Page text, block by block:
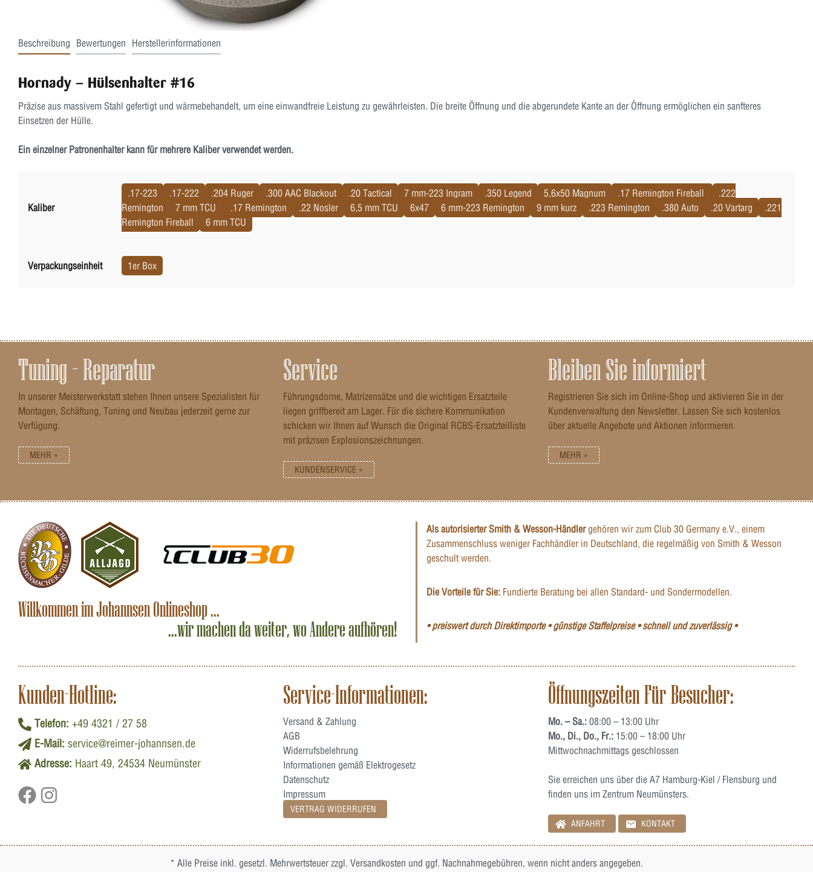
Beschreibung Bewertungen Herstellerinformationen
Hornady – Hülsenhalter #16
Präzise aus massivem Stahl gefertigt und wärmebehandelt, um eine einwandfreie Leistung zu gewährleisten. Die breite Öffnung und die abgerundete Kante an der Öffnung ermöglichen ein sanfteres
Einsetzen der Hülle.
Ein einzelner Patronenhalter kann für mehrere Kaliber verwendet werden.
Kaliber
.17-223 .17-222 .204 Ruger .300 AAC Blackout .20 Tactical 7 mm-223 Ingram .350 Legend 5,6x50 Magnum .17 Remington Fireball
.222
Remington
7 mm TCU .17 Remington .22 Nosler 6,5 mm TCU 6x47 6 mm-223 Remington 9 mm kurz .223 Remington .380 Auto .20 Vartarg
.221
Remington Fireball
6 mm TCU
Verpackungseinheit 1er Box
Tuning – Reparatur
In unserer Meisterwerkstatt stehen Ihnen unsere Spezialisten für
Montagen, Schäftung, Tuning und Neubau jederzeit gerne zur
Verfügung.
MEHR »
Service
Führungsdorne, Matrizensätze und die wichtigen Ersatzteile
liegen griffbereit am Lager. Für die sichere Kommunikation
schicken wir Ihnen auf Wunsch die Original RCBS-Ersatzteilliste
mit präzisen Explosionszeichnungen.
KUNDENSERVICE »
Bleiben Sie informiert
Registrieren Sie sich im Online-Shop und aktivieren Sie in der
Kundenverwaltung den Newsletter. Lassen Sie sich kostenlos
über aktuelle Angebote und Aktionen informieren.
MEHR »
Willkommen im Johannsen Onlineshop ...
...wir machen da weiter, wo Andere aufhören!
Als autorisierter Smith & Wesson-Händlergehören wir zum Club 30 Germany e.V., einem
Zusammenschluss weniger Fachhändler in Deutschland, die regelmäßig von Smith & Wesson
geschult werden.
Die Vorteile für Sie: Fundierte Beratung bei allen Standard- und Sondermodellen.
• preiswert durch Direktimporte • günstige Staffelpreise • schnell und zuverlässig •
Kunden-Hotline:
Telefon: +49 4321 / 27 58
E-Mail: service@reimer-johannsen.de
Adresse: Haart 49, 24534 Neumünster
Service-Informationen:
Versand & Zahlung
AGB
Widerrufsbelehrung
Informationen gemäß Elektrogesetz
Datenschutz
Impressum
VERTRAG WIDERRUFEN
Öffnungszeiten Für Besucher:
Mo. – Sa.: 08:00 – 13:00 Uhr
Mo., Di., Do., Fr.: 15:00 – 18:00 Uhr
Mittwochnachmittags geschlossen
Sie erreichen uns über die A7 Hamburg-Kiel / Flensburg und
finden uns im Zentrum Neumünsters.
ANFAHRT KONTAKT
* Alle Preise inkl. gesetzl. Mehrwertsteuer zzgl. Versandkosten und ggf. Nachnahmegebühren, wenn nicht anders angegeben.